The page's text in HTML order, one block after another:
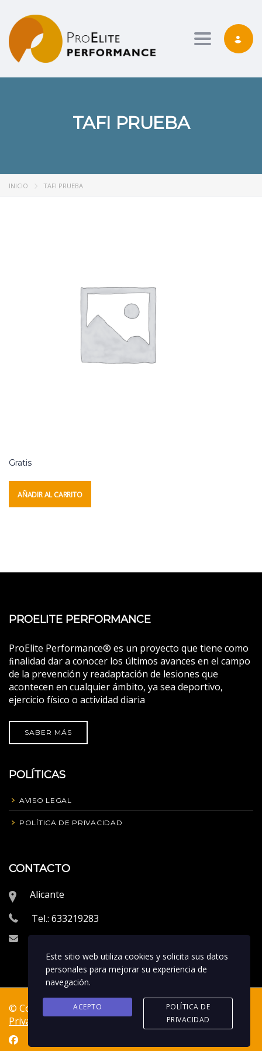
Toggle
TAFI PRUEBA
INICIO TAFI PRUEBA
Gratis
AÑADIR AL CARRITO
PROELITE PERFORMANCE
ProElite Performance® es un proyecto que tiene como
ﬁnalidad dar a conocer los últimos avances en el campo
de la prevención y readaptación de lesiones que
acontecen en cualquier ámbito, ya sea deportivo,
ejercicio físico o actividad diaria
SABER MÁS
POLÍTICAS
AVISO LEGAL
POLÍTICA DE PRIVACIDAD
CONTACTO
Alicante
Tel.: 633219283
info@proeliteperformance.com
© Copyrigth 2023. Creado por Vitamweb|Política de
Privacidad
Este sitio web utiliza cookies y solicita sus datos
personales para mejorar su experiencia de
navegación.
ACEPTO
POLÍTICA DE
PRIVACIDAD